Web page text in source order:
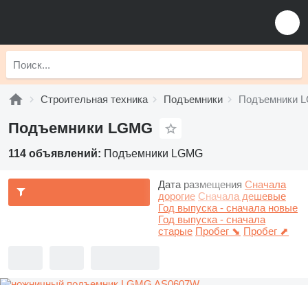
Строительная техника Подъемники Подъемники
Подъемники LGMG
114 объявлений: Подъемники LGMG
Дата размещения Сначала
дорогие Сначала дешевые
Год выпуска - сначала новые
Год выпуска - сначала
старые Пробег ⬊ Пробег ⬈